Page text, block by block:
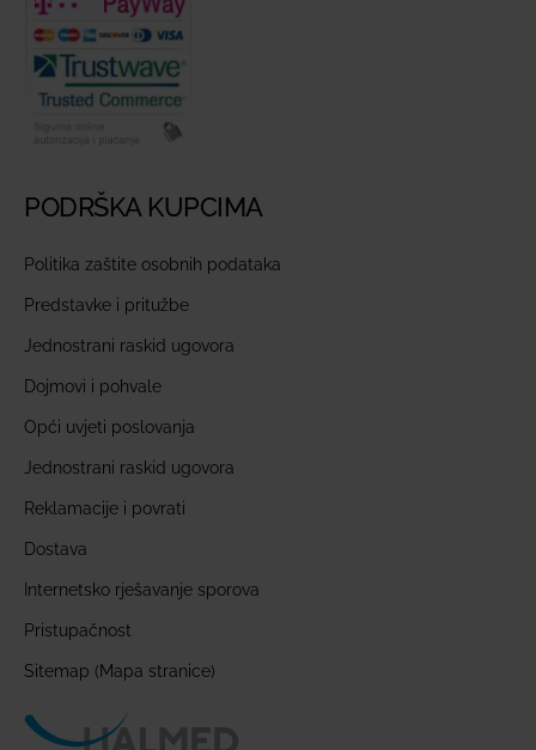
PODRŠKA KUPCIMA
Politika zaštite osobnih podataka
Predstavke i pritužbe
Jednostrani raskid ugovora
Dojmovi i pohvale
Opći uvjeti poslovanja
Jednostrani raskid ugovora
Reklamacije i povrati
Dostava
Internetsko rješavanje sporova
Pristupačnost
Sitemap (Mapa stranice)